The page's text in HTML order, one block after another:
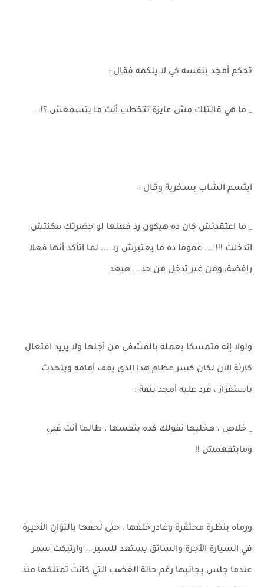
تحكم أمجد بنفسه كي لا يلكمه فقال :
_ ما هي قالتلك مش عايزة تتخطب أنت ما بتسمعش ؟! ..
ابتسم الشاب بسخرية وقال :
_ ما اعتقدتش كان ده هيكون رد فعلها لو حضرتك مكنتش
اتدخلت !!! ... عموما ده ما يعتبرش رد ... لما اتأكد أنها فعلا
رافضة، ومن غير تدخل من حد .. هبعد
ولولا إنه متمسكا بعمله بالمشفى من أجلها ولا يريد افتعال
كارثة الآن لكان كسر عظام هذا الذي يقف أمامه ويتحدث
باستفزاز ، فرد عليه أمجد بثقة :
_ خلاص ، هخليها تقولك كده بنفسها ، طالما أنت غبي
ومابتفهمش !!
ورماه بنظرة محتقرة وغادر خلفها ، حتى لحقها بالثوان الأخيرة
في السيارة الأجرة والسائق يستعد للسير .. وارتبكت سمر
عندما جلس بجانبها رغم حالة الغضب التي كانت تمتلكها منذ